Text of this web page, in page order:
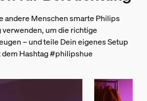
für
andere Menschen smarte Philips
um die richtige
– und teile Dein eigenes Setup
dem Hashtag #philipshue